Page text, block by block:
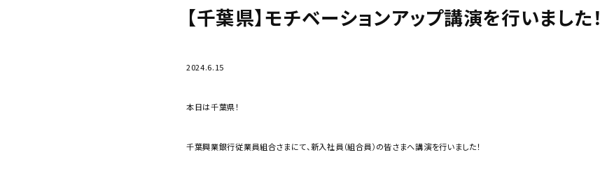
【千葉県】モチベーションアップ講演を行いました！
2024.6.15
本日は千葉県！
千葉興業銀行従業員組合さまにて、新入社員（組合員）の皆さまへ講演を行いました！